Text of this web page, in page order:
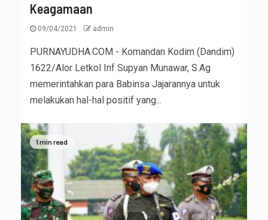
Keagamaan
09/04/2021 admin
PURNAYUDHA.COM - Komandan Kodim (Dandim)
1622/Alor Letkol Inf Supyan Munawar, S.Ag
memerintahkan para Babinsa Jajarannya untuk
melakukan hal-hal positif yang...
1 min read